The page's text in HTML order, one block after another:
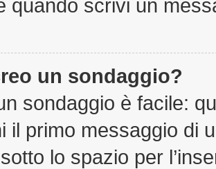
quando scrivi un
un sondaggio?
sondaggio è facile:
il primo messaggio di
lo spazio per